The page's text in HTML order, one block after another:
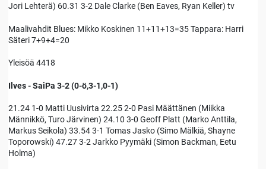
Jori Lehterä) 60.31 3-2 Dale Clarke (Ben Eaves, Ryan Keller) tv
Maalivahdit Blues: Mikko Koskinen 11+11+13=35 Tappara: Harri
Säteri 7+9+4=20
Yleisöä 4418
Ilves - SaiPa 3-2 (0-ö,3-1,0-1)
21.24 1-0 Matti Uusivirta 22.25 2-0 Pasi Määttänen (Miikka
Männikkö, Turo Järvinen) 24.10 3-0 Geoff Platt (Marko Anttila,
Markus Seikola) 33.54 3-1 Tomas Jasko (Simo Mälkiä, Shayne
Toporowski) 47.27 3-2 Jarkko Pyymäki (Simon Backman, Eetu
Holma)